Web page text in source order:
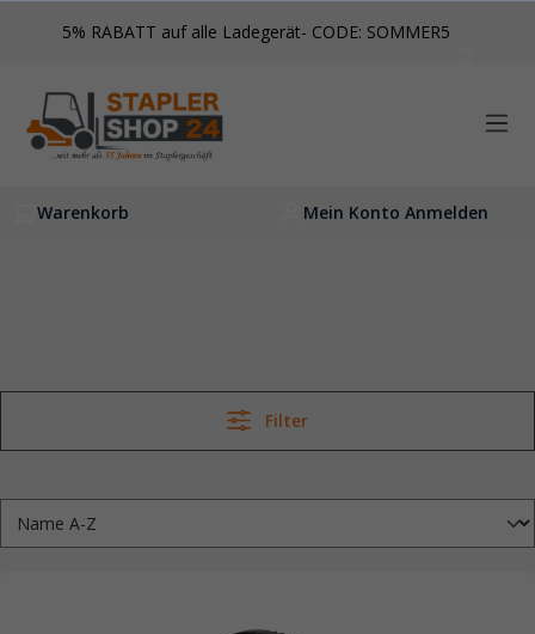
springen
5% RABATT auf alle Ladegerät- CODE: SOMMER5
Mein Konto Anmelden
Warenkorb
Filter